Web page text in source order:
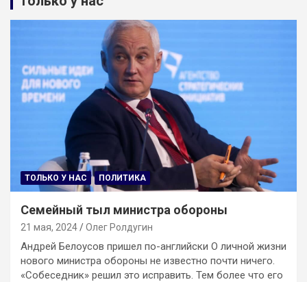
ТОЛЬКО У НАС ПОЛИТИКА
Семейный тыл министра обороны
21 мая, 2024 Олег Ролдугин
Андрей Белоусов пришел по-английски О личной жизни
нового министра обороны не известно почти ничего.
«Собеседник» решил это исправить. Тем более что его